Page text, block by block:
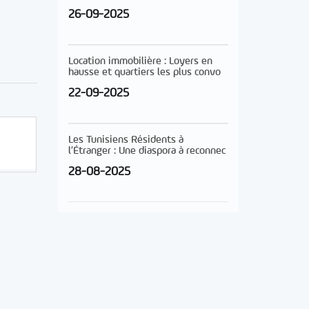
26-09-2025
Location immobilière : Loyers en
hausse et quartiers les plus convo
22-09-2025
Les Tunisiens Résidents à
l’Étranger : Une diaspora à reconnec
28-08-2025